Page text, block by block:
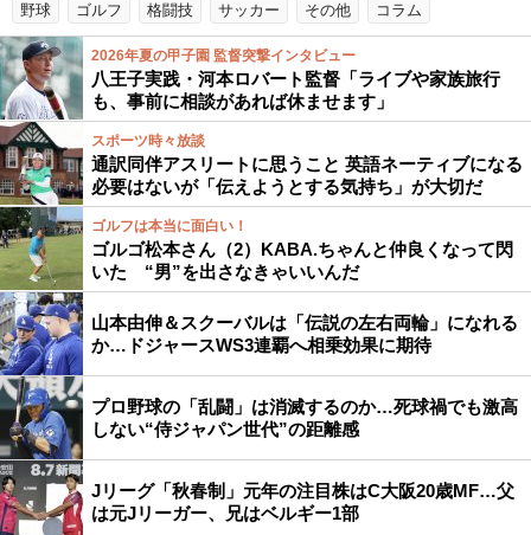
野球 ゴルフ 格闘技 サッカー その他 コラム
2026年夏の甲子園 監督突撃インタビュー
八王子実践・河本ロバート監督「ライブや家族旅行
も、事前に相談があれば休ませます」
スポーツ時々放談
通訳同伴アスリートに思うこと 英語ネーティブになる
必要はないが「伝えようとする気持ち」が大切だ
ゴルフは本当に面白い！
ゴルゴ松本さん（2）KABA.ちゃんと仲良くなって閃
いた “男”を出さなきゃいいんだ
山本由伸＆スクーバルは「伝説の左右両輪」になれる
か…ドジャースWS3連覇へ相乗効果に期待
プロ野球の「乱闘」は消滅するのか…死球禍でも激高
しない“侍ジャパン世代”の距離感
Jリーグ「秋春制」元年の注目株はC大阪20歳MF…父
は元Jリーガー、兄はベルギー1部